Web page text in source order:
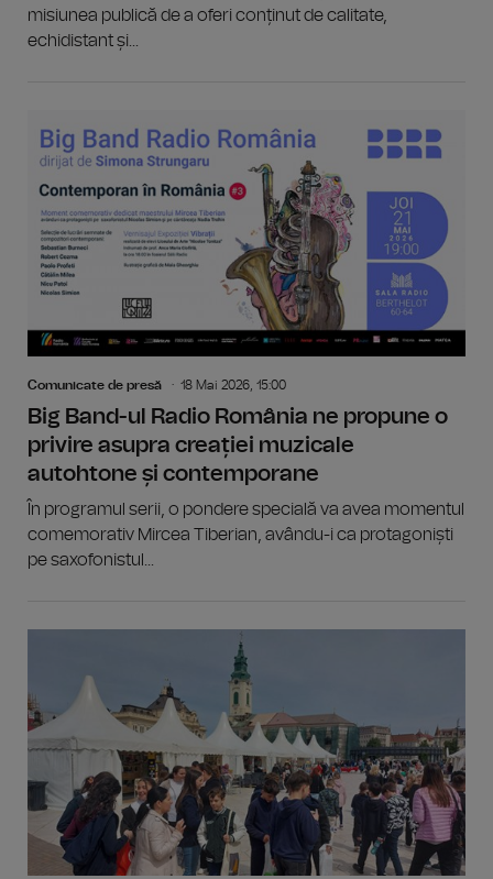
misiunea publică de a oferi conținut de calitate,
echidistant și...
Comunicate de presă 18 Mai 2026, 15:00
Big Band-ul Radio România ne propune o
privire asupra creației muzicale
autohtone și contemporane
În programul serii, o pondere specială va avea momentul
comemorativ Mircea Tiberian, avându-i ca protagoniști
pe saxofonistul...